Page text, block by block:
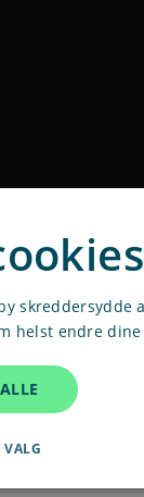
skreddersydde
helst endre
VALG